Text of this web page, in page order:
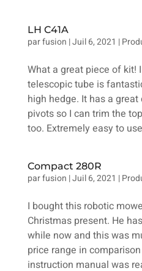
LH C41A
parfusion |Juil 6, 2021 |
What a great piece of kit!
telescopic tube is
high hedge. It has a
pivots so I can trim the
too. Extremely easy to
Compact 280R
parfusion |Juil 6, 2021 |
I bought this robotic
Christmas present. He
while now and this was
price range in
instruction manual was